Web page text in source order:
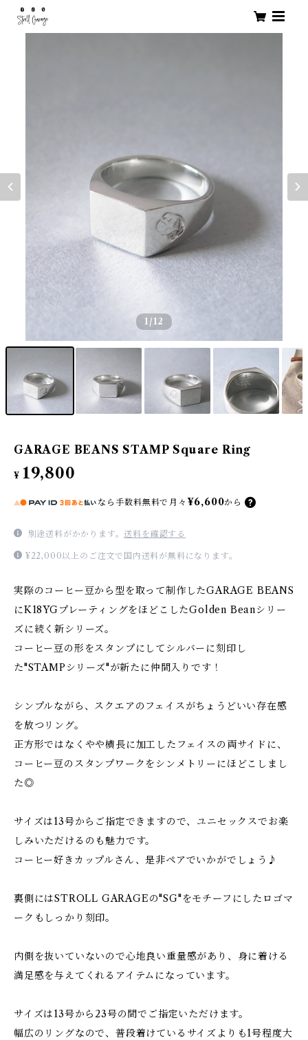
1 /12
GARAGE BEANS STAMP Square Ring
¥ 19,800
なら 手数料無料で 月々 ¥6,600から
別途送料がかかります。送料を確認する
¥22,000以上のご注文で国内送料が無料になります。
実際のコーヒー豆から型を取って制作したGARAGE BEANS
にK18YGプレーティングをほどこしたGolden Beanシリー
ズに続く新シリーズ。
コーヒー豆の形をスタンプにしてシルバーに刻印し
た"STAMPシリーズ"が新たに仲間入りです！
シンプルながら、スクエアのフェイスがちょうどいい存在感
を放つリング。
正方形ではなくやや横長に加工したフェイスの両サイドに、
コーヒー豆のスタンプワークをシンメトリーにほどこしまし
た◎
サイズは13号からご指定できますので、ユニセックスでお楽
しみいただけるのも魅力です。
コーヒー好きカップルさん、是非ペアでいかがでしょう♪
裏側にはSTROLL GARAGEの"SG"をモチーフにしたロゴマ
ークもしっかり刻印。
内側を抜いていないので心地良い重量感があり、身に着ける
満足感を与えてくれるアイテムになっています。
サイズは13号から23号の間でご指定いただけます。
幅広のリングなので、普段着けているサイズよりも1号程度大